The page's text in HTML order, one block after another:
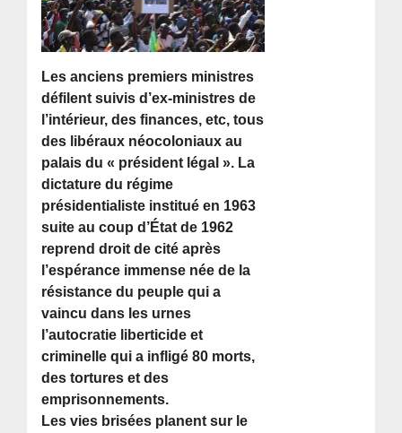
Les anciens premiers ministres
défilent suivis d’ex-ministres de
l’intérieur, des finances, etc, tous
des libéraux néocoloniaux au
palais du « président légal ». La
dictature du régime
présidentialiste institué en 1963
suite au coup d’État de 1962
reprend droit de cité après
l’espérance immense née de la
résistance du peuple qui a
vaincu dans les urnes
l’autocratie liberticide et
criminelle qui a infligé 80 morts,
des tortures et des
emprisonnements.
Les vies brisées planent sur le